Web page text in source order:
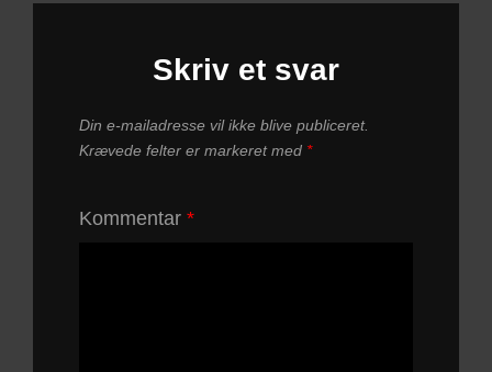
Skriv et svar
Din e-mailadresse vil ikke blive publiceret.
Krævede felter er markeret med *
Kommentar *